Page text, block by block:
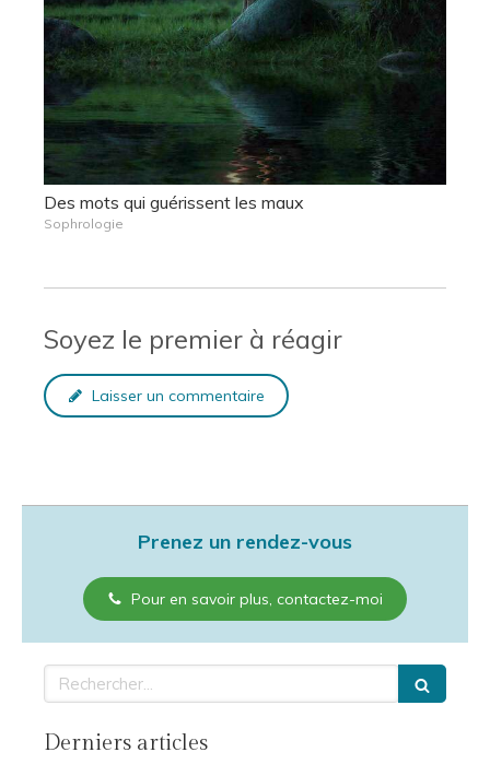
Des mots qui guérissent les maux
Sophrologie
Soyez le premier à réagir
Laisser un commentaire
Prenez un rendez-vous
Pour en savoir plus, contactez-moi
Rechercher
Derniers articles